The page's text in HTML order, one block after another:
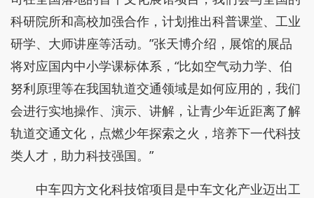
科研院所和高校加强合作，计划推出科普课堂、工业
研学、大师讲座等活动。”张天博介绍，展馆的展品
将对应国内中小学课标体系，“比如空气动力学、伯
努利原理等在我国轨道交通领域是如何应用的，我们
会进行实地操作、演示、讲解，让青少年近距离了解
轨道交通文化，点燃少年探索之火，培养下一代科技
类人才，助力科技强国。”
中车四方文化科技馆项目是中车文化产业迈出工